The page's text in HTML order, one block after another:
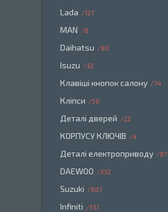
Lada 127
MAN 8
Daihatsu 80
Isuzu 32
Клавіші кнопок салону 74
Кліпси 50
Деталі дверей 22
КОРПУСУ КЛЮЧІВ 4
Деталі електроприводу 87
DAEWOO 332
Suzuki 807
Infiniti 551